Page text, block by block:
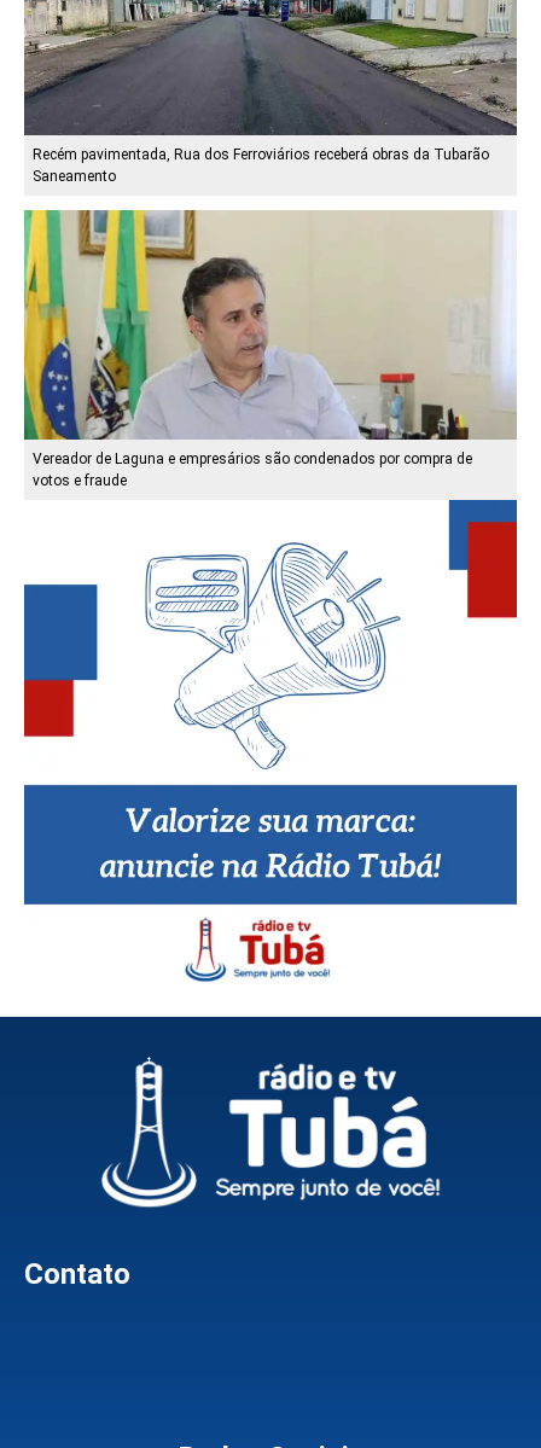
Recém pavimentada, Rua dos Ferroviários receberá obras da Tubarão
Saneamento
Vereador de Laguna e empresários são condenados por compra de
votos e fraude
Contato